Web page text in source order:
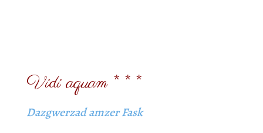
Vidi aquam * * *
Dazgwerzad amzer Fask